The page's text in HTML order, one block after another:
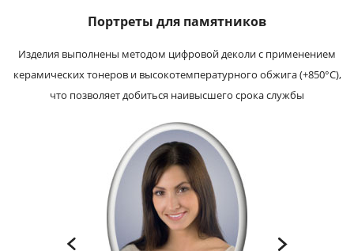
Портреты для памятников
Изделия выполнены методом цифровой деколи с применением
керамических тонеров и высокотемпературного обжига (+850°С),
что позволяет добиться наивысшего срока службы